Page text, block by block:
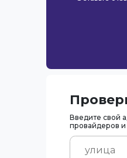
Введите свой
провайдеров и